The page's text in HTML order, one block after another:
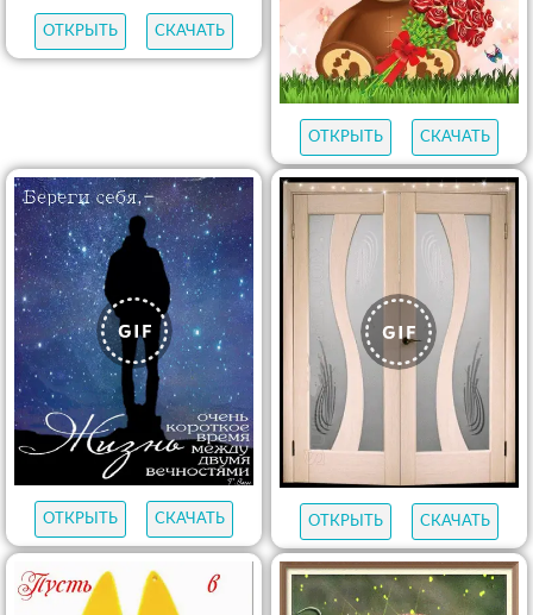
ОТКРЫТЬ СКАЧАТЬ
ОТКРЫТЬ СКАЧАТЬ
ОТКРЫТЬ СКАЧАТЬ ОТКРЫТЬ СКАЧАТЬ